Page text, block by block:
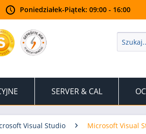
Poniedziałek-Piątek: 09:00 - 16:00
SERVER & CAL
Visual Studio Microsoft Visual